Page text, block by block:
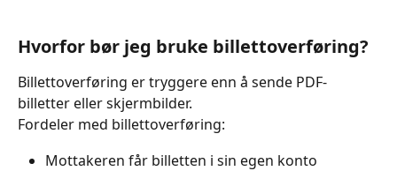
Hvorfor bør jeg bruke billettoverføring?
Billettoverføring er tryggere enn å sende PDF-
billetter eller skjermbilder.
Fordeler med billettoverføring:
Mottakeren får billetten i sin egen konto